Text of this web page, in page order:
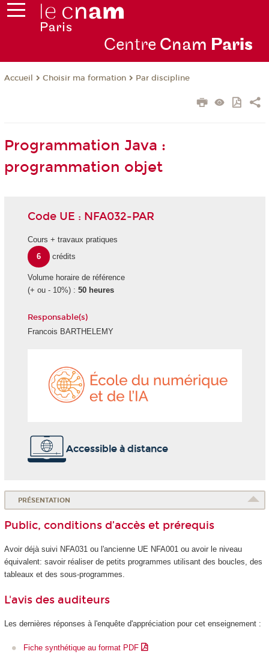
Centre Cnam Paris
Accueil Choisir ma formation Par discipline
Programmation Java :
programmation objet
Code UE : NFA032-PAR
Cours + travaux pratiques
6
crédits
Volume horaire de référence
(+ ou - 10%) : 50 heures
Responsable(s)
Francois BARTHELEMY
Accessible à distance
PRÉSENTATION
Public, conditions d’accès et prérequis
Avoir déjà suivi NFA031 ou l'ancienne UE NFA001 ou avoir le niveau
équivalent: savoir réaliser de petits programmes utilisant des boucles, des
tableaux et des sous-programmes.
L'avis des auditeurs
Les dernières réponses à l'enquête d'appréciation pour cet enseignement :
Fiche synthétique au format PDF